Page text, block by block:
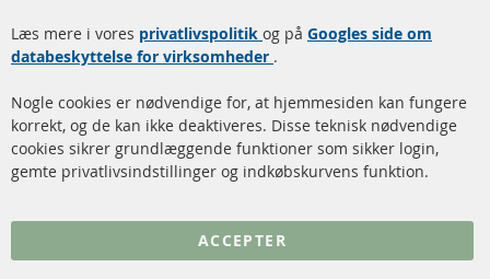
rengøring
Katalysator (KAT)
Sensorer
FAQ
Kontakt
Læs mere i vores privatlivspolitik og på Googles side om
databeskyttelse for virksomheder .
Nogle cookies er nødvendige for, at hjemmesiden kan fungere
korrekt, og de kan ikke deaktiveres. Disse teknisk nødvendige
cookies sikrer grundlæggende funktioner som sikker login,
gemte privatlivsindstillinger og indkøbskurvens funktion.
ACCEPTER